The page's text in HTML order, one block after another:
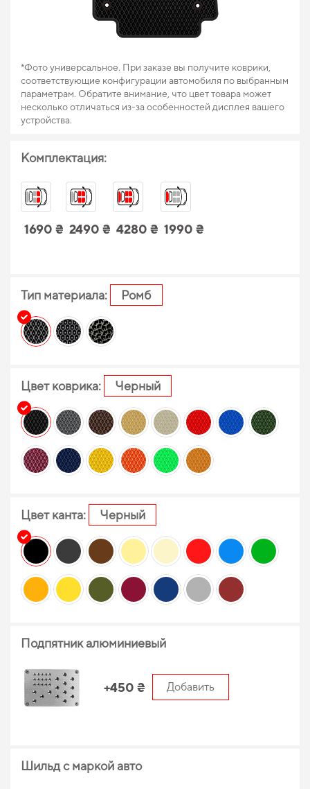
*Фото универсальное. При заказе вы получите коврики,
соответствующие конфигурации автомобиля по выбранным
параметрам. Обратите внимание, что цвет товара может
несколько отличаться из-за особенностей дисплея вашего
устройства.
Комплектация:
1690 ₴ 2490 ₴ 4280 ₴ 1990 ₴
Тип материала: Ромб
Цвет коврика: Черный
Цвет канта: Черный
Подпятник алюминиевый
+450 ₴ Добавить
Шильд с маркой авто